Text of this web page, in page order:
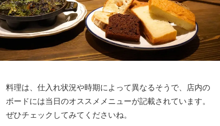
料理は、仕入れ状況や時期によって異なるそうで、店内の
ボードには当日のオススメメニューが記載されています。
ぜひチェックしてみてくださいね。
スポット